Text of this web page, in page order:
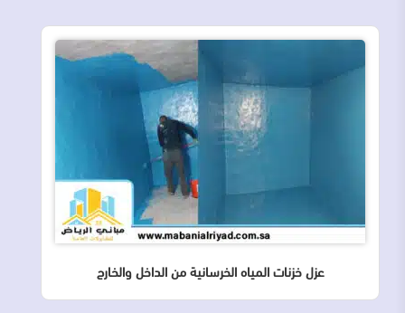
عزل خزنات المياه الخرسانية من الداخل والخارج